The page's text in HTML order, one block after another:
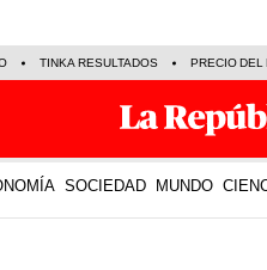
TINKA RESULTADOS PRECIO DEL
SOCIEDAD MUNDO